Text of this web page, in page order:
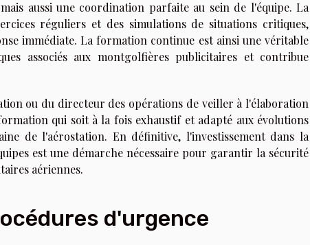
aussi une coordination parfaite au sein de l'équipe. La
réguliers et des simulations de situations critiques,
immédiate. La formation continue est ainsi une véritable
associés aux montgolfières publicitaires et contribue
ou du directeur des opérations de veiller à l'élaboration
qui soit à la fois exhaustif et adapté aux évolutions
de l'aérostation. En définitive, l'investissement dans la
est une démarche nécessaire pour garantir la sécurité
aériennes.
d'urgence